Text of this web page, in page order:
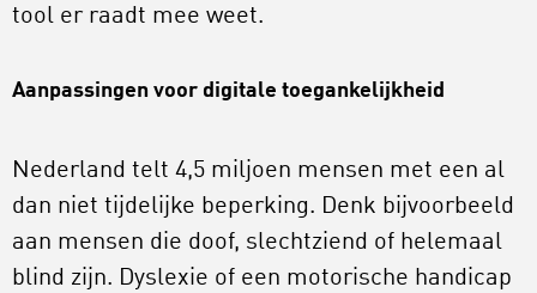
tool er raadt mee weet.
Aanpassingen voor digitale toegankelijkheid
Nederland telt 4,5 miljoen mensen met een al
dan niet tijdelijke beperking. Denk bijvoorbeeld
aan mensen die doof, slechtziend of helemaal
blind zijn. Dyslexie of een motorische handicap